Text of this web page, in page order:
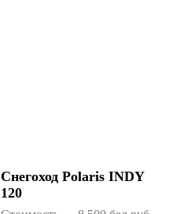
Снегоход Polaris INDY
120